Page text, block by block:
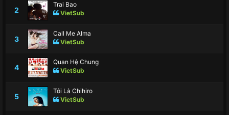
2
Trai Bao
VietSub
3
Call Me Alma
VietSub
4
Quan Hệ Chung
VietSub
5
Tôi Là Chihiro
VietSub